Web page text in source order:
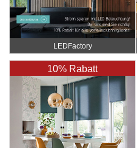
LEDFactory
10% Rabatt